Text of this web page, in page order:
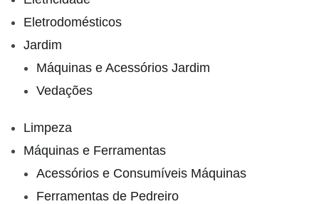
Eletrodomésticos
Jardim
Máquinas e Acessórios Jardim
Vedações
Limpeza
Máquinas e Ferramentas
Acessórios e Consumíveis Máquinas
Ferramentas de Pedreiro